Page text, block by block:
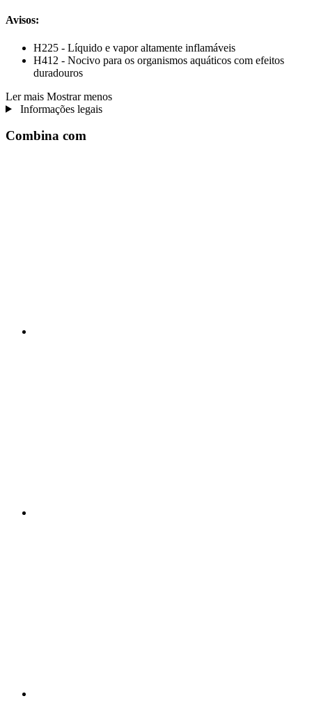
Avisos:
H225 - Líquido e vapor altamente inflamáveis
H412 - Nocivo para os organismos aquáticos com efeitos
duradouros
Ler mais Mostrar menos
Informações legais
Combina com